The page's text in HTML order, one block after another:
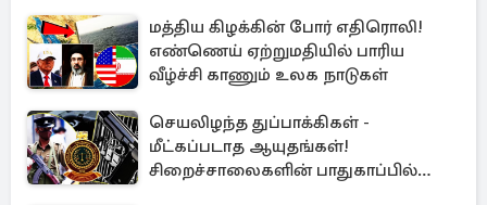
மத்திய கிழக்கின் போர் எதிரொலி!
எண்ணெய் ஏற்றுமதியில் பாரிய
வீழ்ச்சி காணும் உலக நாடுகள்
செயலிழந்த துப்பாக்கிகள் -
மீட்கப்படாத ஆயுதங்கள்!
சிறைச்சாலைகளின் பாதுகாப்பில்